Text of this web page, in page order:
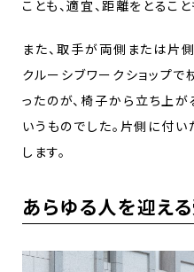
ことも、適宜、距離をとること
また、取手が両側または片
クルーシブワークショップ
ったのが、椅子から立ち上
いうものでした。片側に付
します。
あらゆる人を迎え